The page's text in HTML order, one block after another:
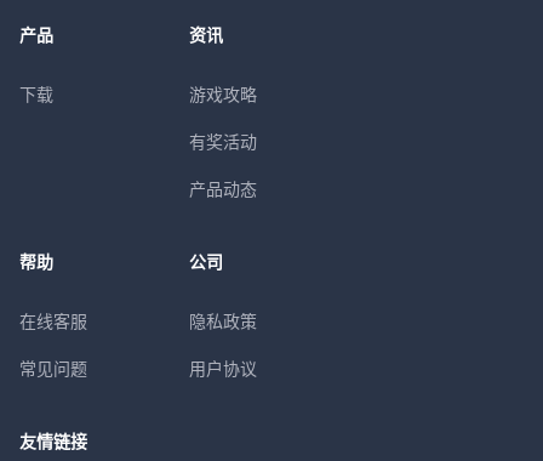
产品
下载
资讯
游戏攻略
有奖活动
产品动态
帮助
在线客服
常见问题
公司
隐私政策
用户协议
友情链接